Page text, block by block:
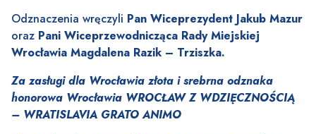
Odznaczenia wręczyli Pan Wiceprezydent Jakub Mazur
oraz Pani Wiceprzewodnicząca Rady Miejskiej
Wrocławia Magdalena Razik – Trziszka.
Za zasługi dla Wrocławia złota i srebrna odznaka
honorowa Wrocławia WROCŁAW Z WDZIĘCZNOŚCIĄ
– WRATISLAVIA GRATO ANIMO